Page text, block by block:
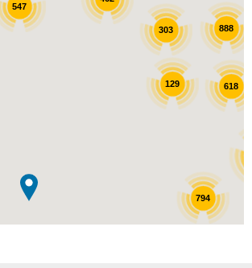
888
547
618
129
794
303